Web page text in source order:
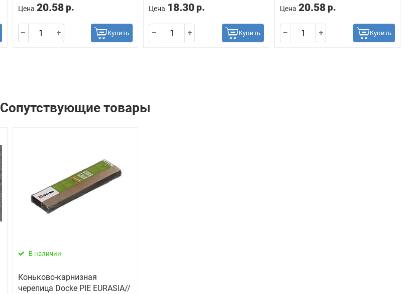
Цена 20.58 р.
Купить
Цена 18.30 р.
Купить
Цена 20.58 р.
Купить
Сопутствующие товары
В наличии
Коньково-карнизная
черепица Docke PIE EURASIA//